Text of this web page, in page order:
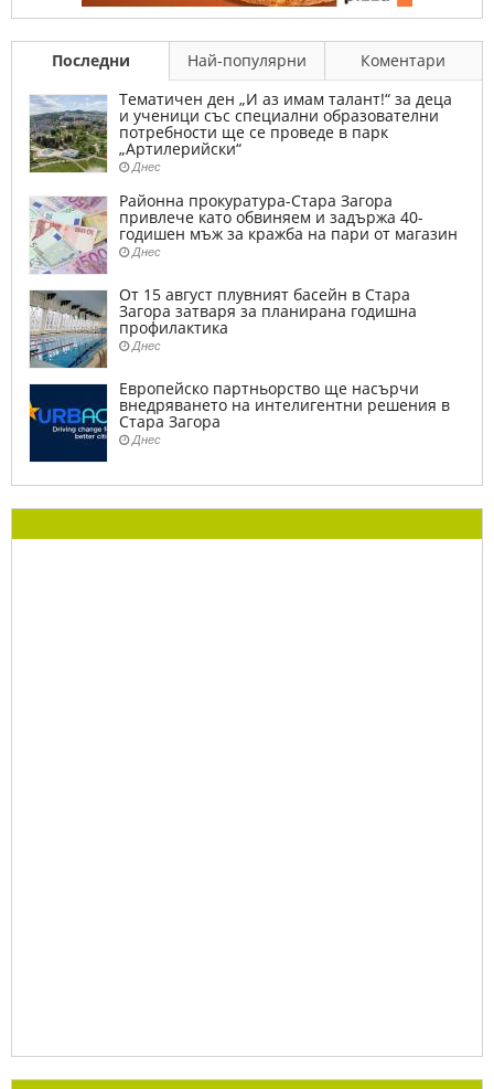
Последни Най-популярни
Коментари
Тематичен ден „И аз имам талант!“ за деца
и ученици със специални образователни
потребности ще се проведе в парк
„Артилерийски“
Днес
Районна прокуратура-Стара Загора
привлече като обвиняем и задържа 40-
годишен мъж за кражба на пари от магазин
Днес
От 15 август плувният басейн в Стара
Загора затваря за планирана годишна
профилактика
Днес
Европейско партньорство ще насърчи
внедряването на интелигентни решения в
Стара Загора
Днес